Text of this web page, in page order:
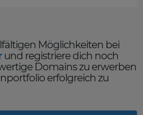
Möglichkeiten bei
und registriere dich noch
Domains zu erwerben
erfolgreich zu